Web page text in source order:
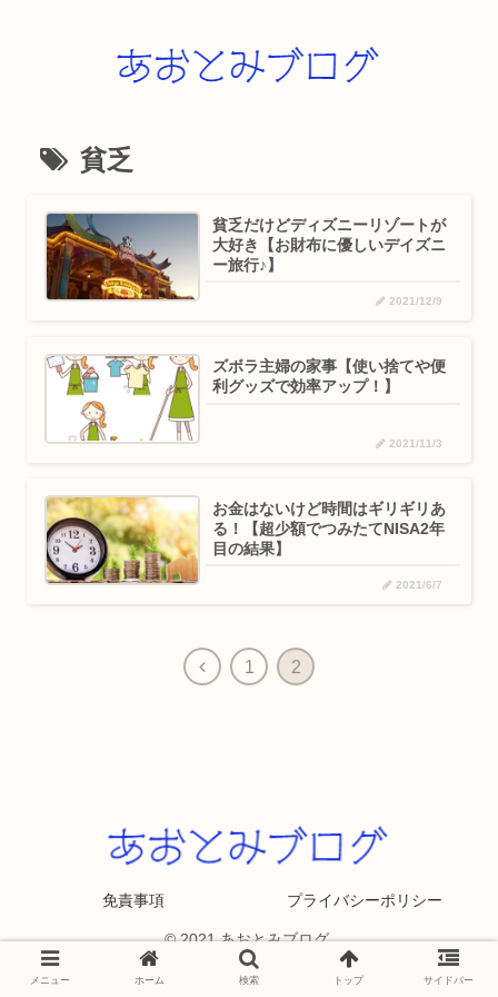
貧乏
貧乏だけどディズニーリゾートが
大好き【お財布に優しいデイズニ
ー旅行♪】
2021/12/9
ズボラ主婦の家事【使い捨てや便
利グッズで効率アップ！】
2021/11/3
お金はないけど時間はギリギリあ
る！【超少額でつみたてNISA2年
目の結果】
2021/6/7
1 2
免責事項 プライバシーポリシー
© 2021 あおとみブログ.
メニュー ホーム 検索 トップ サイドバー